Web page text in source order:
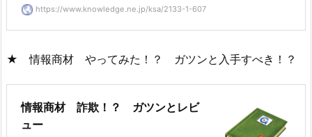
https://www.knowledge.ne.jp/ksa/2133-1-607
★ 情報商材 やってみた！？ ガツンと入手すべき！？
情報商材 詐欺！？ ガツンとレビ
ュー